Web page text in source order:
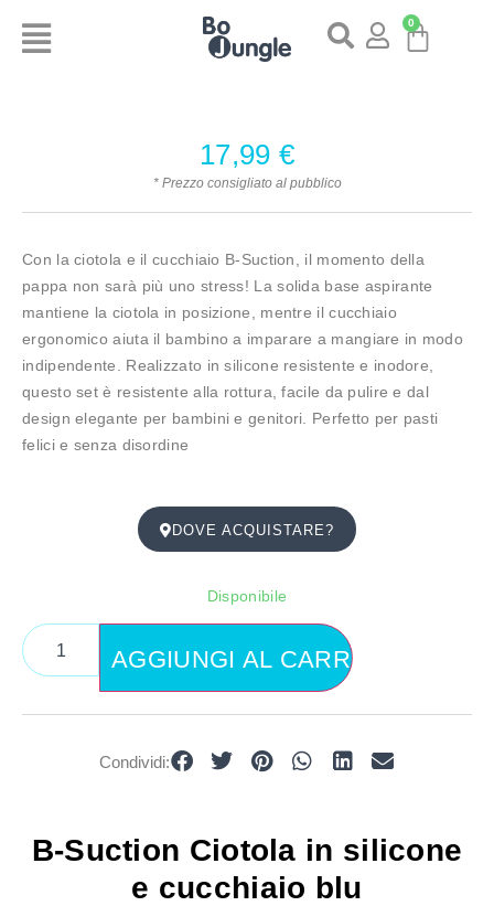
0
B-Suction Ciotola in silicone
e cucchiaio blu
17,99 €
* Prezzo consigliato al pubblico
Con la ciotola e il cucchiaio B-Suction, il momento della
pappa non sarà più uno stress! La solida base aspirante
mantiene la ciotola in posizione, mentre il cucchiaio
ergonomico aiuta il bambino a imparare a mangiare in modo
indipendente. Realizzato in silicone resistente e inodore,
questo set è resistente alla rottura, facile da pulire e dal
design elegante per bambini e genitori. Perfetto per pasti
felici e senza disordine
DOVE ACQUISTARE?
Disponibile
AGGIUNGI AL CARRELLO
Condividi: